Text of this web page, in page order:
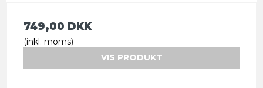
749,00 DKK
(inkl. moms)
VIS PRODUKT